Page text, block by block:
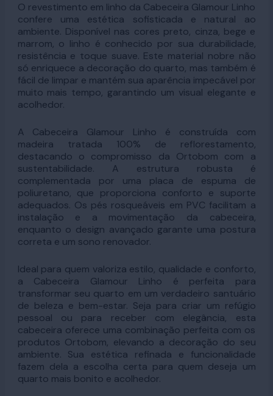
O revestimento em linho da Cabeceira Glamour Linho
confere uma estética sofisticada e natural ao
ambiente. Disponível nas cores preto, cinza, bege e
marrom, o linho é conhecido por sua durabilidade,
resistência e toque suave. Este material nobre não
só enriquece a decoração do quarto, mas também é
fácil de limpar e mantém sua aparência impecável por
muito mais tempo, garantindo um visual elegante e
acolhedor.
A Cabeceira Glamour Linho é construída com
madeira tratada 100% de reflorestamento,
destacando o compromisso da Ortobom com a
sustentabilidade. A estrutura robusta é
complementada por uma placa de espuma de
poliuretano, que proporciona conforto e suporte
adequados. Os pés rosqueáveis em PVC facilitam a
instalação e a movimentação da cabeceira,
enquanto o design avançado garante uma postura
correta e um sono renovador.
Ideal para quem valoriza estilo, qualidade e conforto,
a Cabeceira Glamour Linho é perfeita para
transformar seu quarto em um verdadeiro santuário
de beleza e bem-estar. Seja para criar um refúgio
pessoal ou para receber com elegância, esta
cabeceira oferece uma combinação perfeita com os
produtos Ortobom, elevando a decoração do seu
ambiente. Sua estética refinada e funcionalidade
fazem dela a escolha certa para quem deseja um
quarto mais bonito e acolhedor.